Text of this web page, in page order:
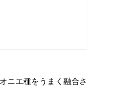
ニエ種をうまく融合さ